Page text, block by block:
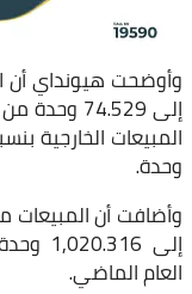
وحدة.
العام الماضي.